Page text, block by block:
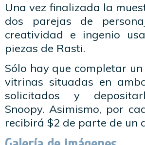
Una vez finalizada la
dos parejas de
creatividad e ingenio
piezas de Rasti.
Sólo hay que completar
vitrinas situadas en
solicitados y
Snoopy. Asimismo, por
recibirá $2 de parte de un